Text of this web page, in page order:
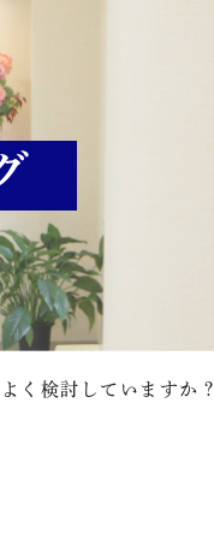
く検討していますか？